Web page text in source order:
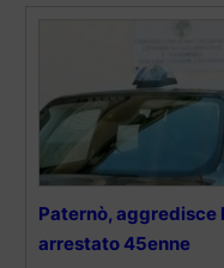
Paternò, aggredisce
arrestato 45enne